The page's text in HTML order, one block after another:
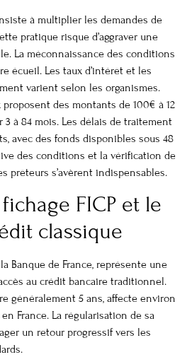
à multiplier les demandes de
pratique risque d’aggraver une
La méconnaissance des conditions
écueil. Les taux d’intérêt et les
varient selon les organismes.
des montants de 100€ à 12
à 84 mois. Les délais de traitement
avec des fonds disponibles sous 48
des conditions et la vérification de
prêteurs s’avèrent indispensables.
FICP et le
classique
Banque de France, représente une
au crédit bancaire traditionnel.
généralement 5 ans, affecte environ
France. La régularisation de sa
un retour progressif vers les